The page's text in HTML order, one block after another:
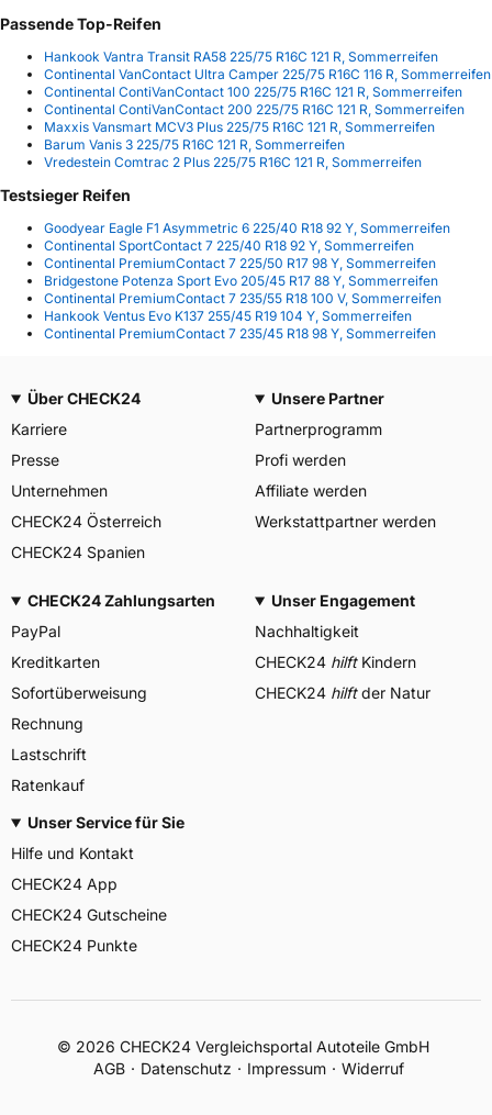
Passende Top-Reifen
Hankook Vantra Transit RA58 225/75 R16C 121 R, Sommerreifen
Continental VanContact Ultra Camper 225/75 R16C 116 R, Sommerreifen
Continental ContiVanContact 100 225/75 R16C 121 R, Sommerreifen
Continental ContiVanContact 200 225/75 R16C 121 R, Sommerreifen
Maxxis Vansmart MCV3 Plus 225/75 R16C 121 R, Sommerreifen
Barum Vanis 3 225/75 R16C 121 R, Sommerreifen
Vredestein Comtrac 2 Plus 225/75 R16C 121 R, Sommerreifen
Testsieger Reifen
Goodyear Eagle F1 Asymmetric 6 225/40 R18 92 Y, Sommerreifen
Continental SportContact 7 225/40 R18 92 Y, Sommerreifen
Continental PremiumContact 7 225/50 R17 98 Y, Sommerreifen
Bridgestone Potenza Sport Evo 205/45 R17 88 Y, Sommerreifen
Continental PremiumContact 7 235/55 R18 100 V, Sommerreifen
Hankook Ventus Evo K137 255/45 R19 104 Y, Sommerreifen
Continental PremiumContact 7 235/45 R18 98 Y, Sommerreifen
Über CHECK24
Karriere
Presse
Unternehmen
CHECK24 Österreich
CHECK24 Spanien
Unsere Partner
Partnerprogramm
Profi werden
Affiliate werden
Werkstattpartner werden
CHECK24 Zahlungsarten
PayPal
Kreditkarten
Sofortüberweisung
Rechnung
Lastschrift
Ratenkauf
Unser Engagement
Nachhaltigkeit
CHECK24 hilftKindern
CHECK24 hilftder Natur
Unser Service für Sie
Hilfe und Kontakt
CHECK24 App
CHECK24 Gutscheine
CHECK24 Punkte
© 2026 CHECK24 Vergleichsportal Autoteile GmbH
AGB
Datenschutz Impressum Widerruf